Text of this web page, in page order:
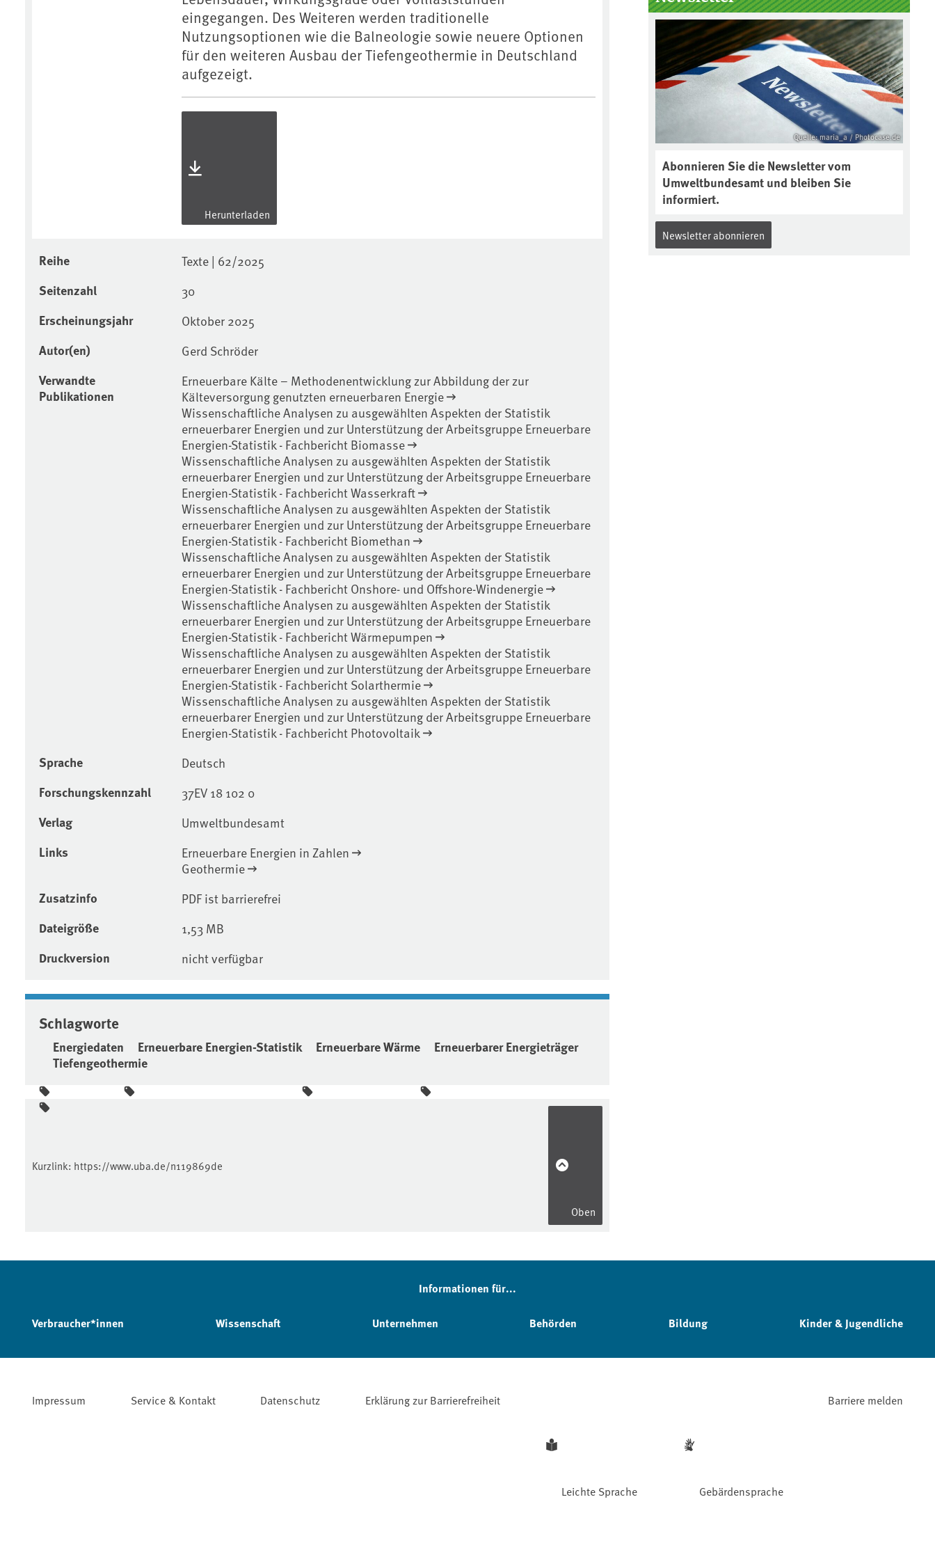
eingegangen. Des Weiteren werden traditionelle
Nutzungsoptionen wie die Balneologie sowie neuere Optionen
für den weiteren Ausbau der Tiefengeothermie in Deutschland
aufgezeigt.
Herunterladen
Reihe Texte | 62/2025
Seitenzahl 30
Erscheinungsjahr Oktober 2025
Autor(en) Gerd Schröder
Verwandte
Publikationen
Erneuerbare Kälte – Methodenentwicklung zur Abbildung der zur
Kälteversorgung genutzten erneuerbaren Energie
Wissenschaftliche Analysen zu ausgewählten Aspekten der Statistik
erneuerbarer Energien und zur Unterstützung der Arbeitsgruppe Erneuerbare
Energien-Statistik - Fachbericht Biomasse
Wissenschaftliche Analysen zu ausgewählten Aspekten der Statistik
erneuerbarer Energien und zur Unterstützung der Arbeitsgruppe Erneuerbare
Energien-Statistik - Fachbericht Wasserkraft
Wissenschaftliche Analysen zu ausgewählten Aspekten der Statistik
erneuerbarer Energien und zur Unterstützung der Arbeitsgruppe Erneuerbare
Energien-Statistik - Fachbericht Biomethan
Wissenschaftliche Analysen zu ausgewählten Aspekten der Statistik
erneuerbarer Energien und zur Unterstützung der Arbeitsgruppe Erneuerbare
Energien-Statistik - Fachbericht Onshore- und Offshore-Windenergie
Wissenschaftliche Analysen zu ausgewählten Aspekten der Statistik
erneuerbarer Energien und zur Unterstützung der Arbeitsgruppe Erneuerbare
Energien-Statistik - Fachbericht Wärmepumpen
Wissenschaftliche Analysen zu ausgewählten Aspekten der Statistik
erneuerbarer Energien und zur Unterstützung der Arbeitsgruppe Erneuerbare
Energien-Statistik - Fachbericht Solarthermie
Wissenschaftliche Analysen zu ausgewählten Aspekten der Statistik
erneuerbarer Energien und zur Unterstützung der Arbeitsgruppe Erneuerbare
Energien-Statistik - Fachbericht Photovoltaik
Sprache Deutsch
Forschungskennzahl 37EV 18 102 0
Verlag Umweltbundesamt
Links
Erneuerbare Energien in Zahlen
Geothermie
Zusatzinfo PDF ist barrierefrei
Dateigröße 1,53 MB
Druckversion nicht verfügbar
Schlagworte
Energiedaten Erneuerbare Energien-Statistik Erneuerbare Wärme
Erneuerbarer Energieträger
Tiefengeothermie
Boden des Jahres ausgewählt und
was passiert eigentlich während
eines solchen Bodenjahres? Infos
dazu gibt es im aktuellen Podcast
„Soilcast“. Jetzt reinhören:
https://soilcast.de/interview/sc20
2-interview-die-kuer-der-krume/
Quelle: maria_a / Photocase.de
Abonnieren Sie die Newsletter vom
Umweltbundesamt und bleiben Sie
informiert.
Newsletter abonnieren
Kurzlink: https://www.uba.de/n119869de
Oben
Informationen für...
Verbraucher*innen Wissenschaft Unternehmen Behörden Bildung Kinder & Jugendliche
Impressum Service & Kontakt Datenschutz Erklärung zur Barrierefreiheit
Leichte Sprache Gebärdensprache
Barriere melden